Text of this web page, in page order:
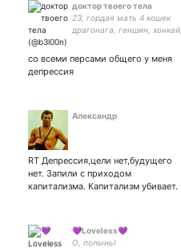
доктор твоего тела
23, гордая мать 4 кошек
драгонага, геншин, хонкай,
disco elysium и дохуя еще,
но основной фендом моя
жизнь бести
со всеми персами общего у меня
депрессия
Александр
RT Депрессия,цели нет,будущего
нет. Запили с приходом
капитализма. Капитализм убивает.
💜Loveless💜
О, полынь!